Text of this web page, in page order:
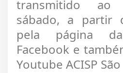
transmitido ao
sábado, a partir
pela página
Facebook e
Youtube ACISP